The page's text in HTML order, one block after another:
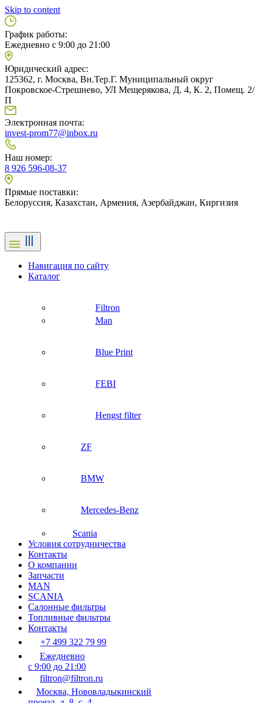
Skip to content
График работы:
Ежедневно с 9:00 до 21:00
Юридический адрес:
125362, г. Москва, Вн.Тер.Г. Муниципальный округ
Покровское-Стрешнево, УЛ Мещерякова, Д. 4, К. 2, Помещ. 2/
П
Электронная почта:
invest-prom77@inbox.ru
Наш номер:
8 926 596-08-37
Прямые поставки:
Белоруссия, Казахстан, Армения, Азербайджан, Киргизия
Навигация по сайту
Каталог
Filtron
Man
Blue Print
FEBI
Hengst filter
ZF
BMW
Mercedes-Benz
Scania
Условия сотрудничества
Контакты
О компании
Запчасти
MAN
SCANIA
Салонные фильтры
Топливные фильтры
Контакты
+7 499 322 79 99
Ежедневно
с 9:00 до 21:00
filtron@filtron.ru
Москва, Нововладыкинский